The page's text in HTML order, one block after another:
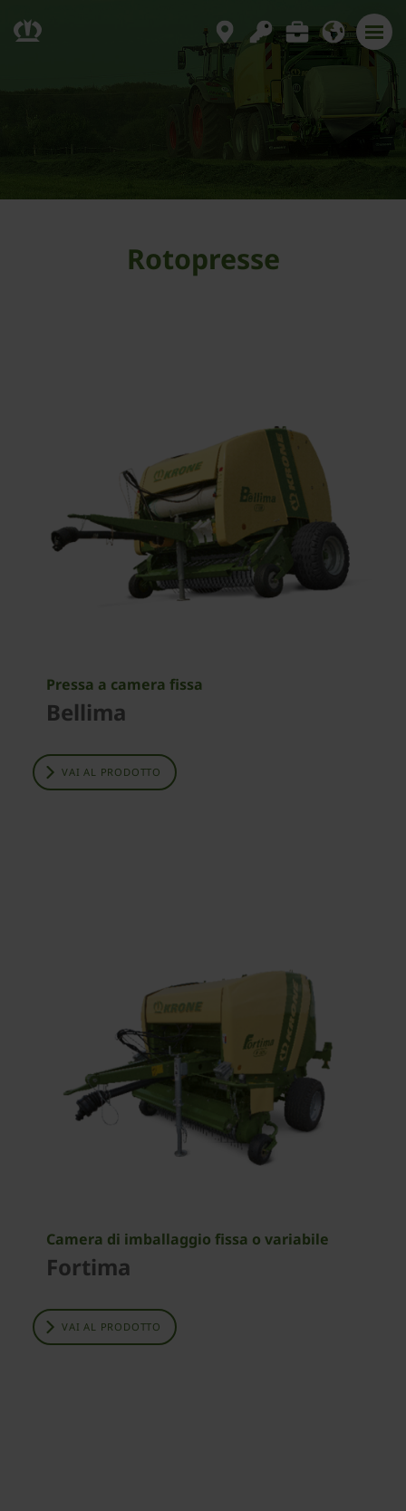
Rotopresse
Pressa a camera fissa
Bellima
VAI AL PRODOTTO
Camera di imballaggio fissa o variabile
Fortima
VAI AL PRODOTTO